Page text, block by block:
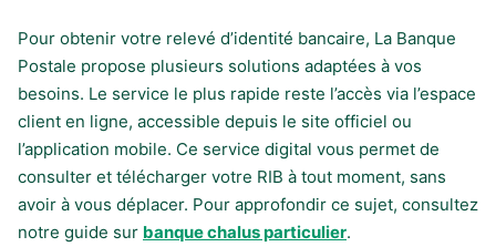
Pour obtenir votre relevé d’identité bancaire, La Banque
Postale propose plusieurs solutions adaptées à vos
besoins. Le service le plus rapide reste l’accès via l’espace
client en ligne, accessible depuis le site officiel ou
l’application mobile. Ce service digital vous permet de
consulter et télécharger votre RIB à tout moment, sans
avoir à vous déplacer. Pour approfondir ce sujet, consultez
notre guide sur banque chalus particulier.